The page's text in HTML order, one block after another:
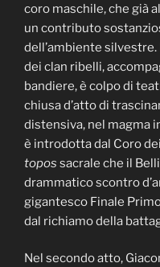
coro maschile, che già
un contributo
dell’ambiente silvestre.
dei clan ribelli,
bandiere, è colpo di
chiusa d’atto di
distensiva, nel magma
è introdotta dal Coro
topos sacrale che il
drammatico scontro
gigantesco Finale
dal richiamo della
Nel secondo atto,